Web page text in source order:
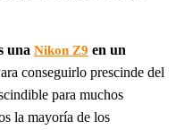
una Nikon Z9 en un
conseguirlo prescinde del
para muchos
la mayoría de los